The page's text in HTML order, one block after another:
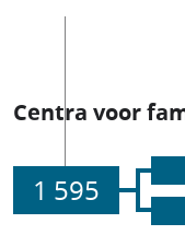
Centra voor
1 595